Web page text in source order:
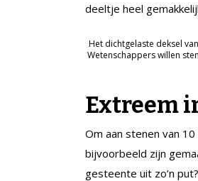
deeltje heel
Het dichtgelaste deksel
Wetenschappers willen
Extreem
Om aan stenen van
bijvoorbeeld zijn
gesteente uit zo’n